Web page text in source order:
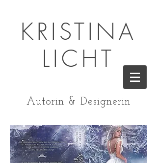
KRISTINA
LICHT
Autorin & Designerin